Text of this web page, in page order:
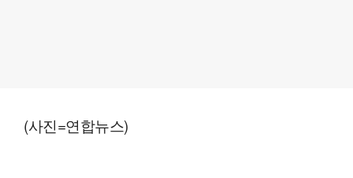
(사진=연합뉴스)